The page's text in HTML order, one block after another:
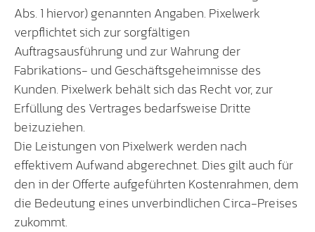
Abs. 1 hiervor) genannten Angaben. Pixelwerk
verpflichtet sich zur sorgfältigen
Auftragsausführung und zur Wahrung der
Fabrikations- und Geschäftsgeheimnisse des
Kunden. Pixelwerk behält sich das Recht vor, zur
Erfüllung des Vertrages bedarfsweise Dritte
beizuziehen.
Die Leistungen von Pixelwerk werden nach
effektivem Aufwand abgerechnet. Dies gilt auch für
den in der Offerte aufgeführten Kostenrahmen, dem
die Bedeutung eines unverbindlichen Circa-Preises
zukommt.